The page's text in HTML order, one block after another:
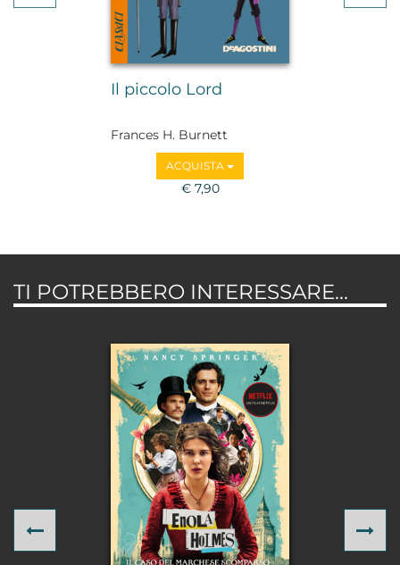
Il piccolo Lord
Frances H. Burnett
ACQUISTA
€ 7,90
TI POTREBBERO INTERESSARE...
Previous